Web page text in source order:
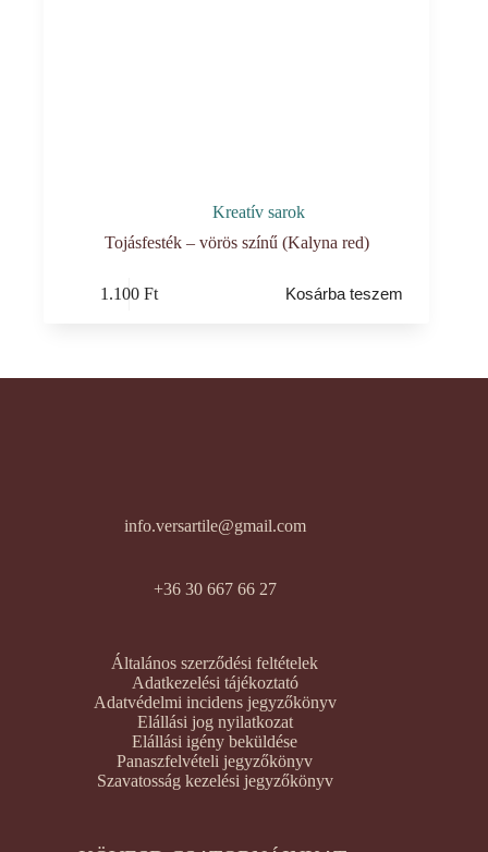
Kreatív sarok
Tojásfesték – vörös színű (Kalyna red)
1.100Ft Kosárba teszem
info.versartile@gmail.com
+36 30 667 66 27
Általános szerződési feltételek
Adatkezelési tájékoztató
Adatvédelmi incidens jegyzőkönyv
Elállási jog nyilatkozat
Elállási igény beküldése
Panaszfelvételi jegyzőkönyv
Szavatosság kezelési jegyzőkönyv